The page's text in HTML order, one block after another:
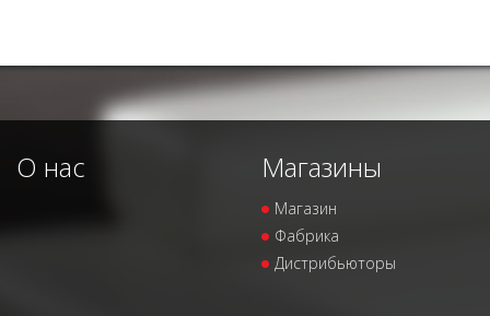
О нас Магазины
Магазин
Фабрика
Дистрибьюторы